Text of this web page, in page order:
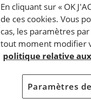
En cliquant sur « OK
de ces cookies. Vous
cas, les paramètres
tout moment modifier
politique relative
Paramètres